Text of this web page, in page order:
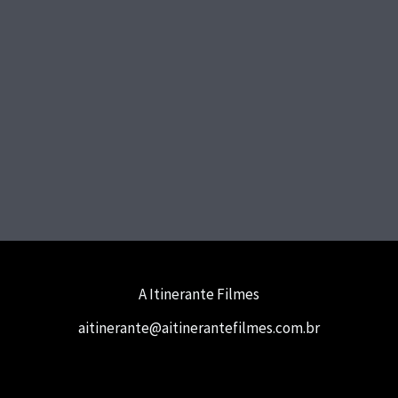
A Itinerante Filmes
aitinerante@aitinerantefilmes.com.br